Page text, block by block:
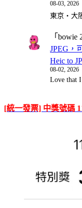
08-03, 2026
東京・大
「 bowie
JPEG，
Heic to
08-02, 2026
Love that I
[統一發票] 中獎號碼